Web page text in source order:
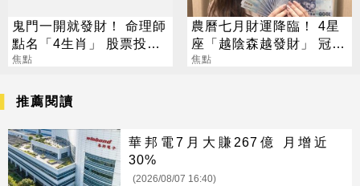
鬼門一開就發財！ 命理師
點名「4生肖」 股票投資
大翻身
焦點
農曆七月財運降臨！ 4星
座「越陰森越發財」 冠軍
賺到翻
焦點
推薦閱讀
華邦電7月大賺267億 月增近
30%
(2026/08/07 16:40)